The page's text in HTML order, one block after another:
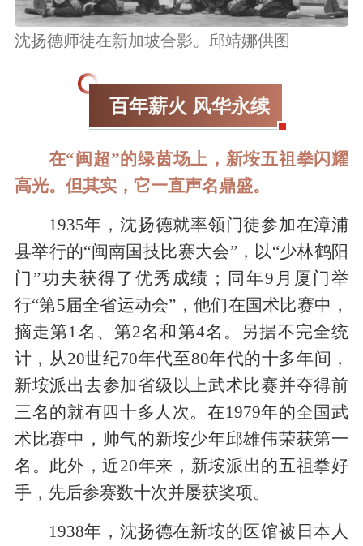
沈扬德师徒在新加坡合影。邱靖娜供图
百年薪火 风华永续
在“闽超”的绿茵场上，新垵五祖拳闪耀
高光。但其实，它一直声名鼎盛。
1935年，沈扬德就率领门徒参加在漳浦
县举行的“闽南国技比赛大会”，以“少林鹤阳
门”功夫获得了优秀成绩；同年9月厦门举
行“第5届全省运动会”，他们在国术比赛中，
摘走第1名、第2名和第4名。另据不完全统
计，从20世纪70年代至80年代的十多年间，
新垵派出去参加省级以上武术比赛并夺得前
三名的就有四十多人次。在1979年的全国武
术比赛中，帅气的新垵少年邱雄伟荣获第一
名。此外，近20年来， 新垵派出的五祖拳好
手，先后参赛数十次并屡获奖项。
1938年，沈扬德在新垵的医馆被日本人